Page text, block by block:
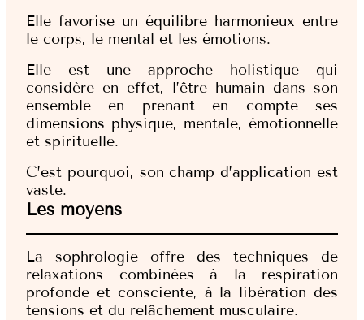
Elle favorise un équilibre harmonieux entre
le corps, le mental et les émotions.
Elle est une approche holistique qui
considère en effet, l’être humain dans son
ensemble en prenant en compte ses
dimensions physique, mentale, émotionnelle
et spirituelle.
C’est pourquoi, son champ d’application est
vaste.
Les moyens
La sophrologie offre des techniques de
relaxations combinées à la respiration
profonde et consciente, à la libération des
tensions et du relâchement musculaire.